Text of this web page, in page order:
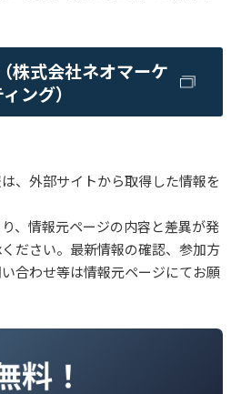
株式会社ネオマーケ
ング）
、外部サイトから取得した情報を
、情報元ページの内容と差異が発
ださい。最新情報の確認、参加方
合わせ等は情報元ページにてお願